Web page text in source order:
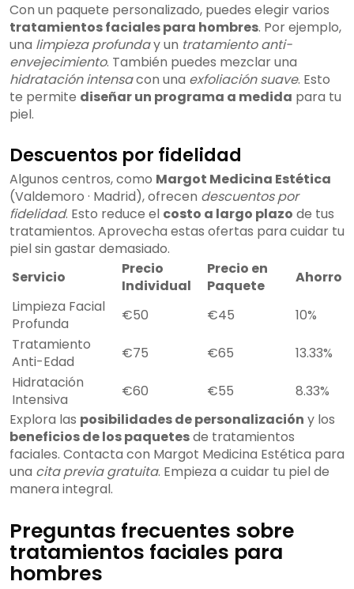
Con un paquete personalizado, puedes elegir varios
tratamientos faciales para hombres. Por ejemplo,
una limpieza profunday un tratamiento anti-
envejecimiento. También puedes mezclar una
hidratación intensacon una exfoliación suave. Esto
te permite diseñar un programa a medida para tu
piel.
Descuentos por fidelidad
Algunos centros, como Margot Medicina Estética
(Valdemoro · Madrid), ofrecen descuentos por
fidelidad. Esto reduce el costo a largo plazo de tus
tratamientos. Aprovecha estas ofertas para cuidar tu
piel sin gastar demasiado.
Servicio
Precio
Individual
Precio en
Paquete
Ahorro
Limpieza Facial
Profunda
€50 €45
10%
Tratamiento
Anti-Edad
€75 €65
13.33%
Hidratación
Intensiva
€60 €55
8.33%
Explora las posibilidades de personalización y los
beneficios de los paquetesde tratamientos
faciales. Contacta con Margot Medicina Estética para
una cita previa gratuita. Empieza a cuidar tu piel de
manera integral.
Preguntas frecuentes sobre
tratamientos faciales para
hombres